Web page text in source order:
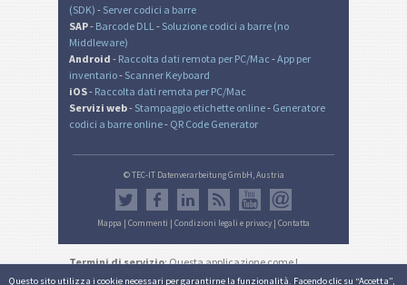
Questo sito utilizza i cookie necessari per garantirne la funzionalità. Facendo clic su “Accetta”,
(SDK) - Server codici a barre
SAP- Barcode DLL - Soluzione codici a barre (no
Middleware)
Android - Raccolta dati remota per PC/Mac -App per
inventario- Scanner Keyboard
iOS- Raccolta dati remota per PC/Mac
Servizi web- Stampaggio etichette online- Generatore
codici a barre online- QR Code Generator
© TEC-IT Datenverarbeitung GmbH, Austria
Mappa | Commenti | Condizioni legali e privacy | Contatta
Termini di servizio: Questa applicazione come I
documenti generati sono destinati solo ad usi non